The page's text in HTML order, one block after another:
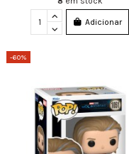
Adicionar
-60%